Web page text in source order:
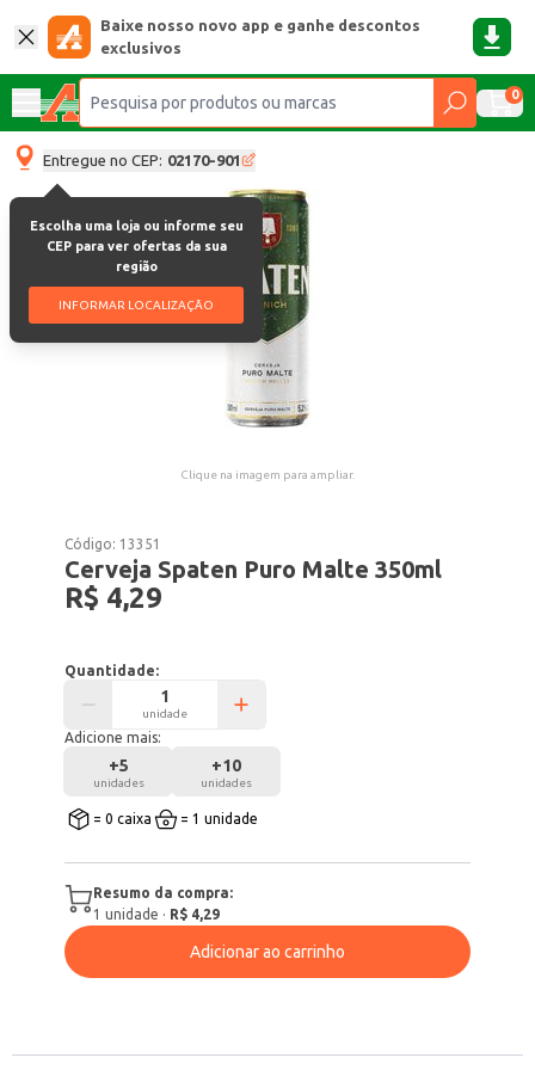
Baixe nosso novo app e ganhe descontos
exclusivos
0
Entregue no CEP: 02170-901
Escolha uma loja ou informe seu
CEP para ver ofertas da sua
região
INFORMAR LOCALIZAÇÃO
Clique na imagem para ampliar.
Código: 13351
Cerveja Spaten Puro Malte 350ml
R$ 4,29
Quantidade:
unidade
Adicione mais:
+5
unidades
+10
unidades
= 0 caixa = 1 unidade
Resumo da compra:
1 unidade · R$ 4,29
Adicionar ao carrinho